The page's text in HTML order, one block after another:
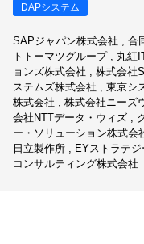
DAPシステム
SAPジャパン株式会社 , 合
トトーマツグループ, 丸紅
ョンズ株式会社 , 株式会社
ステムズ株式会社 , 東京シ
株式会社 , 株式会社ニーズ
会社NTTデータ・ウィズ ,
ー・ソリューション株式会
日立製作所 , EYストラテジ
コンサルティング株式会社